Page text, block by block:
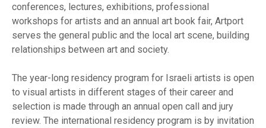
conferences, lectures, exhibitions, professional
workshops for artists and an annual art book fair, Artport
serves the general public and the local art scene, building
relationships between art and society.
The year-long residency program for Israeli artists is open
to visual artists in different stages of their career and
selection is made through an annual open call and jury
review. The international residency program is by invitation